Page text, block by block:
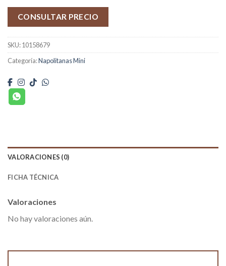
CONSULTAR PRECIO
SKU:10158679
Categoría:Napolitanas Mini
VALORACIONES (0)
FICHA TÉCNICA
Valoraciones
No hay valoraciones aún.